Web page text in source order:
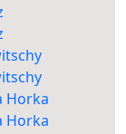
Horka
Horka